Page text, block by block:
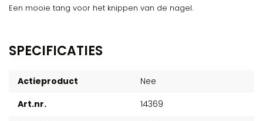
Een mooie tang voor het knippen van de nagel.
SPECIFICATIES
Actieproduct
Nee
Art.nr.
14369